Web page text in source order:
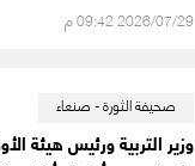
2026/07/29 09:42 م
صحيفة الثورة - صنعاء
وزير التربية ورئيس هيئة